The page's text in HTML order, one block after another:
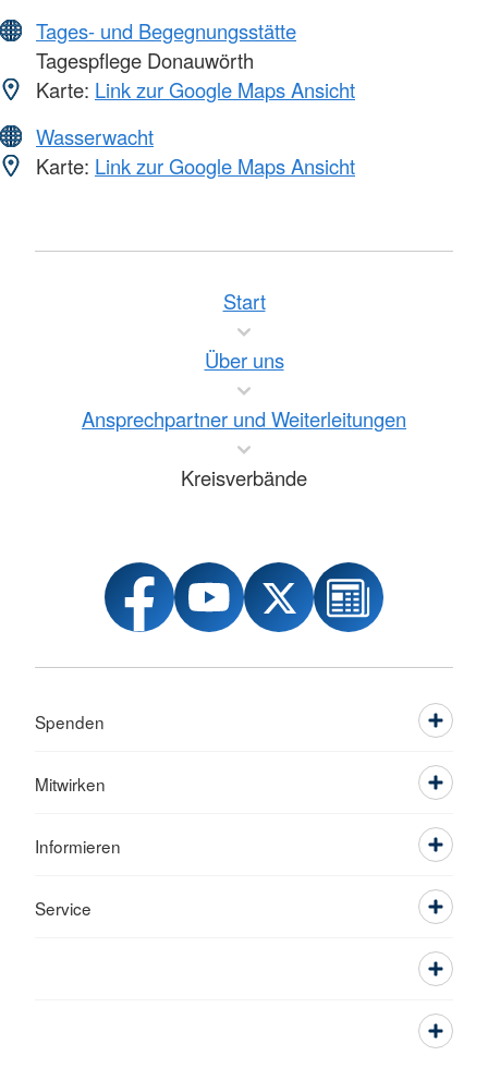
Tages- und Begegnungsstätte
Tagespflege Donauwörth
Karte: Link zur Google Maps Ansicht
Wasserwacht
Karte: Link zur Google Maps Ansicht
Start
Über uns
Ansprechpartner und Weiterleitungen
Kreisverbände
Spenden
Mitwirken
Informieren
Service